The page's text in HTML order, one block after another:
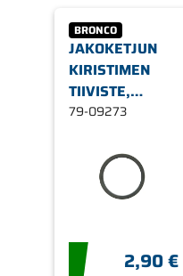
BRONCO
JAKOKETJUN
KIRISTIMEN
TIIVISTE,
POLARIS
79-09273
2,90 €